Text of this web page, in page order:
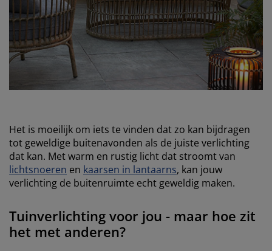
Het is moeilijk om iets te vinden dat zo kan bijdragen
tot geweldige buitenavonden als de juiste verlichting
dat kan. Met warm en rustig licht dat stroomt van
lichtsnoeren en kaarsen in lantaarns, kan jouw
verlichting de buitenruimte echt geweldig maken.
Tuinverlichting voor jou - maar hoe zit
het met anderen?